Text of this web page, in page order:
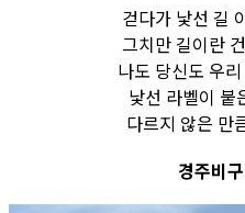
걷다가 낯선 길
그치만 길이란
나도 당신도 우
낯선 라벨이 붙
다르지 않은 만
경주비